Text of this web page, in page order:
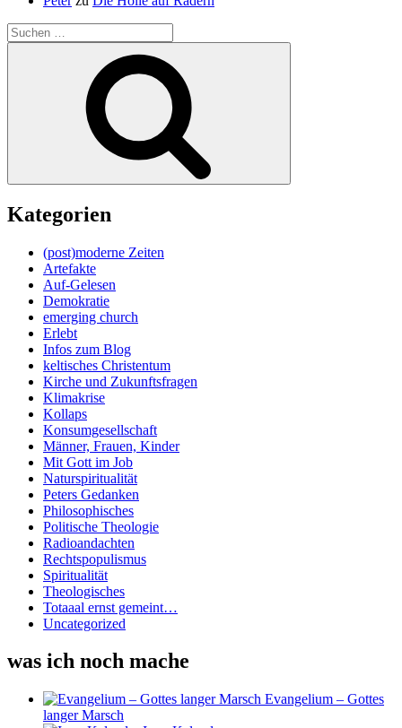
Suche
nach:
Kategorien
(post)moderne Zeiten
Artefakte
Auf-Gelesen
Demokratie
emerging church
Erlebt
Infos zum Blog
keltisches Christentum
Kirche und Zukunftsfragen
Klimakrise
Kollaps
Konsumgesellschaft
Männer, Frauen, Kinder
Mit Gott im Job
Naturspiritualität
Peters Gedanken
Philosophisches
Politische Theologie
Radioandachten
Rechtspopulismus
Spiritualität
Theologisches
Totaaal ernst gemeint…
Uncategorized
was ich noch mache
Evangelium – Gottes
langer Marsch